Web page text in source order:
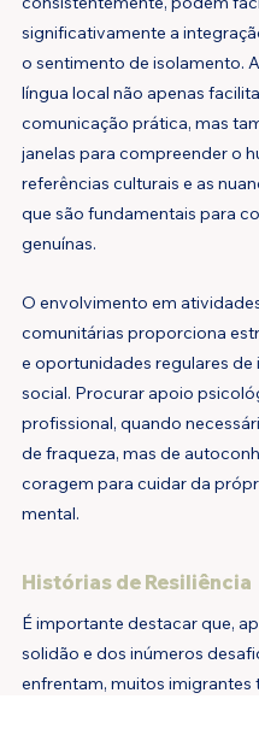
significativamente a
o sentimento de isolamento.
língua local não apenas
comunicação prática, mas
janelas para compreender o
referências culturais e as
que são fundamentais para
genuínas.
O envolvimento em
comunitárias proporciona
e oportunidades regulares de
social. Procurar apoio
profissional, quando
de fraqueza, mas de
coragem para cuidar da
mental.
Histórias de Resiliência
É importante destacar que,
solidão e dos inúmeros
enfrentam, muitos